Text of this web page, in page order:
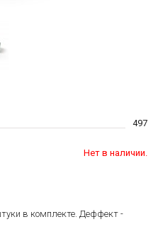
497
Нет в наличии.
в комплекте. Деффект -